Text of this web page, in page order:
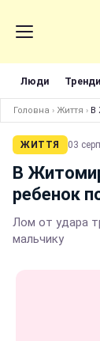
Люди Тренди
Головна › Життя › В
ЖИТТЯ 03
В
ребенок
Лом от удара
мальчику